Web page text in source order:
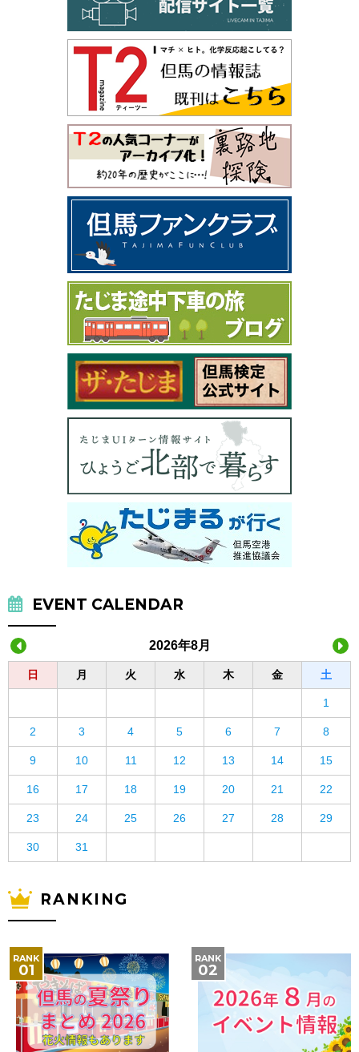
EVENT CALENDAR
2026年8月
日 月 火 水 木 金 土
1
2 3 4 5 6 7 8
9 10 11 12 13 14 15
16 17 18 19 20 21 22
23 24 25 26 27 28 29
30 31
RANKING